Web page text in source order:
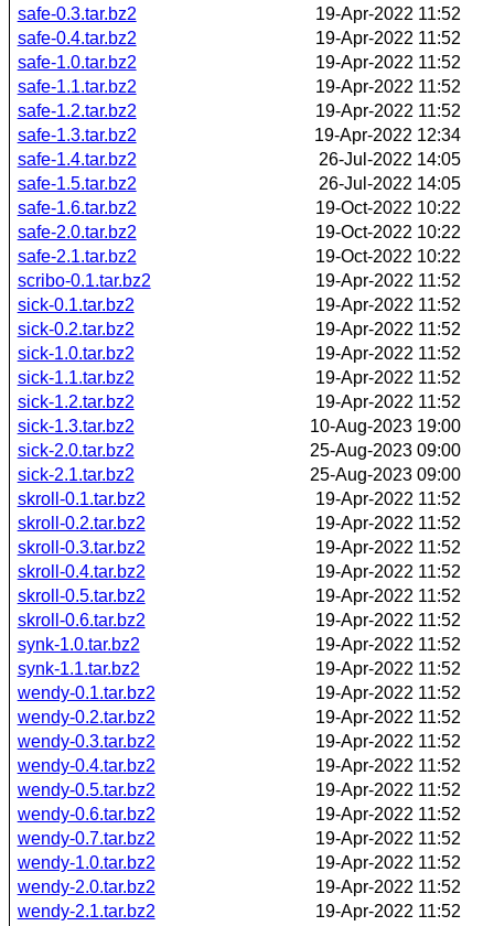
safe-0.3.tar.bz2
19-Apr-2022 11:52
safe-0.4.tar.bz2
19-Apr-2022 11:52
safe-1.0.tar.bz2
19-Apr-2022 11:52
safe-1.1.tar.bz2
19-Apr-2022 11:52
safe-1.2.tar.bz2
19-Apr-2022 11:52
safe-1.3.tar.bz2
19-Apr-2022 12:34
safe-1.4.tar.bz2
26-Jul-2022 14:05
safe-1.5.tar.bz2
26-Jul-2022 14:05
safe-1.6.tar.bz2
19-Oct-2022 10:22
safe-2.0.tar.bz2
19-Oct-2022 10:22
safe-2.1.tar.bz2
19-Oct-2022 10:22
scribo-0.1.tar.bz2
19-Apr-2022 11:52
sick-0.1.tar.bz2
19-Apr-2022 11:52
sick-0.2.tar.bz2
19-Apr-2022 11:52
sick-1.0.tar.bz2
19-Apr-2022 11:52
sick-1.1.tar.bz2
19-Apr-2022 11:52
sick-1.2.tar.bz2
19-Apr-2022 11:52
sick-1.3.tar.bz2
10-Aug-2023 19:00
sick-2.0.tar.bz2
25-Aug-2023 09:00
sick-2.1.tar.bz2
25-Aug-2023 09:00
skroll-0.1.tar.bz2
19-Apr-2022 11:52
skroll-0.2.tar.bz2
19-Apr-2022 11:52
skroll-0.3.tar.bz2
19-Apr-2022 11:52
skroll-0.4.tar.bz2
19-Apr-2022 11:52
skroll-0.5.tar.bz2
19-Apr-2022 11:52
skroll-0.6.tar.bz2
19-Apr-2022 11:52
synk-1.0.tar.bz2
19-Apr-2022 11:52
synk-1.1.tar.bz2
19-Apr-2022 11:52
wendy-0.1.tar.bz2
19-Apr-2022 11:52
wendy-0.2.tar.bz2
19-Apr-2022 11:52
wendy-0.3.tar.bz2
19-Apr-2022 11:52
wendy-0.4.tar.bz2
19-Apr-2022 11:52
wendy-0.5.tar.bz2
19-Apr-2022 11:52
wendy-0.6.tar.bz2
19-Apr-2022 11:52
wendy-0.7.tar.bz2
19-Apr-2022 11:52
wendy-1.0.tar.bz2
19-Apr-2022 11:52
wendy-2.0.tar.bz2
19-Apr-2022 11:52
wendy-2.1.tar.bz2
19-Apr-2022 11:52